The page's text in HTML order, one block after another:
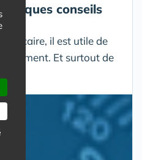
conseils
bancaire, il est utile de
Et surtout de